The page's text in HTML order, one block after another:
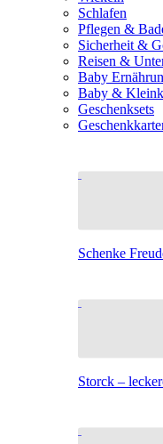
Schlafen
Pflegen &
Sicherheit &
Reisen &
Baby
Baby &
Geschenksets
Schenke
Storck –